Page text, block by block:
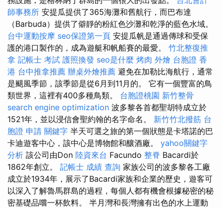
師事務所 安提瓜提供了365海灘和舊航行，而巴布達
（Barbuda）提供了僻靜的粉紅色沙灘和乾淨的藍色水域。
台中運動按摩 seo保證第一頁 安提瓜帆是通過傳球和受保
護的港口製作的，成為遊艇和帆船賽的最愛。 竹北整復推
拿 記帳士 考試 護照換發 seo是什麼 烤肉 外燴 台胞證 香
港 台中推拿推薦 辦桌外燴推薦 避免在加勒比海航行，通常
是颶風季節，該季節是從6月到11月的。 它有一個豐富的鳥
類世界，這裡有400多種鳥類。 台胞證桃園 新竹整骨
search engine optimization 波多黎各首都聖胡特成立於
1521年，並以浸信會聖約翰的名字命名。 新竹竹北撥筋 台
胞證 申請 關鍵字 半天可選之旅的第一個狀態是卡塔諾的巴
卡迪遊客中心，該中心是博物館和釀酒廠。 yahoo關鍵字
分析 該公司由Don 陸資來台 Facundo 整脊 Bacardi於
1862年創立。 記帳士 成績 查詢 家族公司的波多黎各工廠
成立於1934年，展示了Bacardi家族和企業的歷史，遊客可
以深入了解魯馬群島的過程，每個人都有機會根據秘密的秘
密基礎品嚐一杯飲料。 半月灣和長灣擁有出色的水上運動